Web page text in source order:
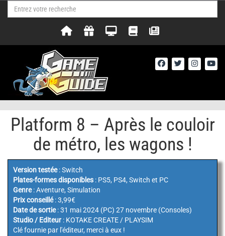
Platform 8 – Après le couloir
de métro, les wagons !
Version testée: Switch
Plates-formes disponibles : PS5, PS4, Switch et PC
Genre: Aventure, Simulation
Prix conseillé: 3,99€
Date de sortie: 31 mai 2024 (PC) 27 novembre (Consoles)
Studio / Editeur : KOTAKE CREATE / PLAYSIM
Clé fournie par l'éditeur, merci à eux !